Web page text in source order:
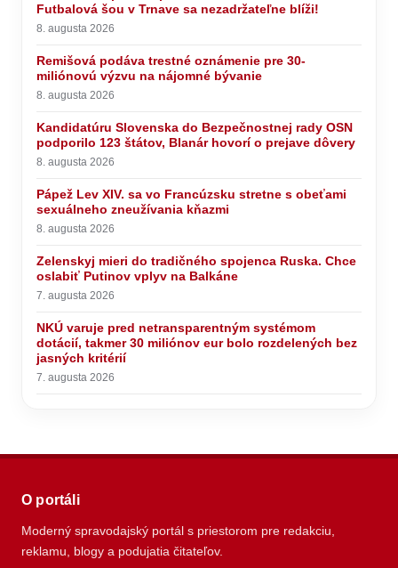
Futbalová šou v Trnave sa nezadržateľne blíži!
8. augusta 2026
Remišová podáva trestné oznámenie pre 30-
miliónovú výzvu na nájomné bývanie
8. augusta 2026
Kandidatúru Slovenska do Bezpečnostnej rady OSN
podporilo 123 štátov, Blanár hovorí o prejave dôvery
8. augusta 2026
Pápež Lev XIV. sa vo Francúzsku stretne s obeťami
sexuálneho zneužívania kňazmi
8. augusta 2026
Zelenskyj mieri do tradičného spojenca Ruska. Chce
oslabiť Putinov vplyv na Balkáne
7. augusta 2026
NKÚ varuje pred netransparentným systémom
dotácií, takmer 30 miliónov eur bolo rozdelených bez
jasných kritérií
7. augusta 2026
O portáli
Moderný spravodajský portál s priestorom pre redakciu,
reklamu, blogy a podujatia čitateľov.